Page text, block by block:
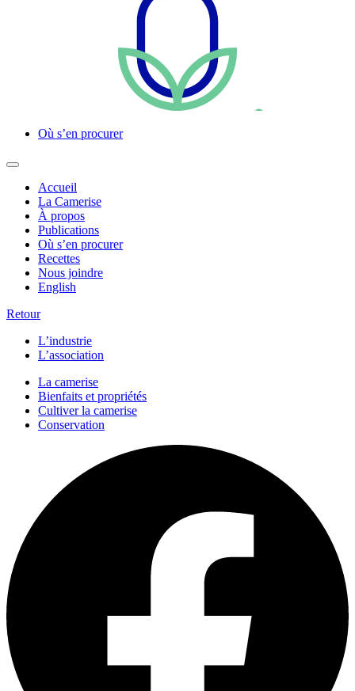
Où s’en procurer
Accueil
La Camerise
À propos
Publications
Où s’en procurer
Recettes
Nous joindre
English
Retour
L’industrie
L’association
La camerise
Bienfaits et propriétés
Cultiver la camerise
Conservation